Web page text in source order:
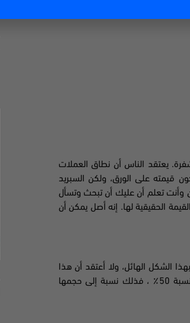
في الأسواق.
يعتقد الناس أن نطاق العملات
قيمته على الورق، ولكن السبريد
بين 30 دولار و60 ألف دولار أمريكي الآن وأنت تعلم أن عليك أن تبحث وتسأل
الحقيقية لها. إنه أصل يمكن أن
الشكل الهائل، ولا أعتقد أن هذا
أمر غير طبيعي لأنه يتداول مع مثل هذا النوع الضخم من السبريد. لذلك لكي تتراجع بنسبة 50٪ ، فذلك نسبة إلى حجمها